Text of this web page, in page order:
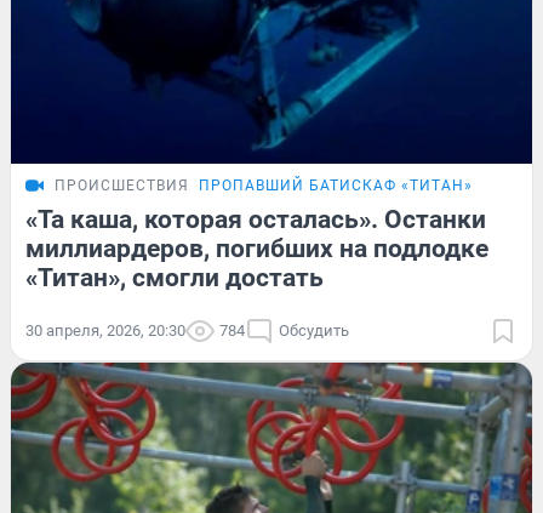
ПРОИСШЕСТВИЯ ПРОПАВШИЙ БАТИСКАФ «ТИТАН»
«Та каша, которая осталась». Останки
миллиардеров, погибших на подлодке
«Титан», смогли достать
30 апреля, 2026, 20:30 784 Обсудить